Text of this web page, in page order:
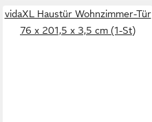
vidaXL Haustür Wohnzimmer-Tür
76 x 201,5 x 3,5 cm (1-St)